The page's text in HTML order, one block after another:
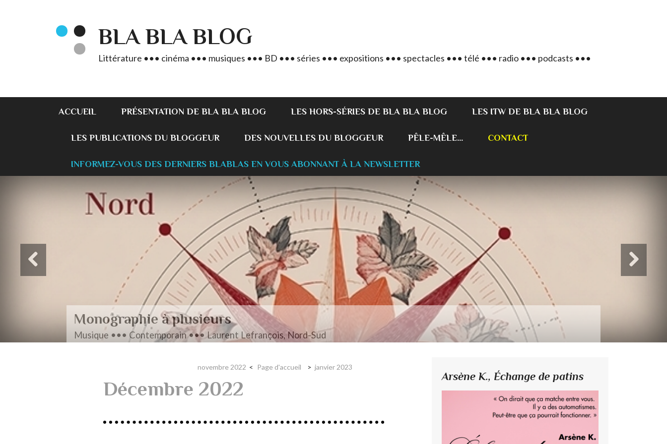
BLA BLA BLOG
Littérature ••• cinéma ••• musiques ••• BD ••• séries ••• expositions ••• spectacles ••• télé ••• radio ••• podcasts •••
ACCUEIL PRÉSENTATION DE BLA BLA BLOG LES HORS-SÉRIES DE BLA BLA BLOG LES ITW DE BLA BLA BLOG
LES PUBLICATIONS DU BLOGGEUR DES NOUVELLES DU BLOGGEUR PÊLE-MÊLE... CONTACT
INFORMEZ-VOUS DES DERNIERS BLABLAS EN VOUS ABONNANT À LA NEWSLETTER
Monographie à plusieurs
Musique ••• Contemporain ••• Laurent Lefrançois, Nord-Sud
novembre 2022 Page d'accueil janvier 2023
Décembre 2022
Arsène K., Échange de patins